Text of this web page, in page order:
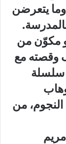
يتعرضن
مكوّن من
وقصته مع
سلسلة
من